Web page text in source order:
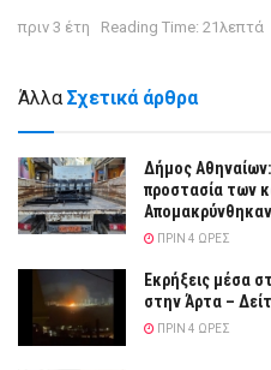
πριν 3 έτη Reading Time: 21λεπτά
Άλλα Σχετικά άρθρα
Δήμος Αθηναίων:
προστασία των
ΠΡΙΝ 4 ΏΡΕΣ
Eκρήξεις μέσα
στην Άρτα –
ΠΡΙΝ 4 ΏΡΕΣ